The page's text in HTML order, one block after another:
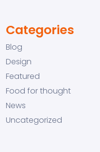
Categories
Blog
Design
Featured
Food for thought
News
Uncategorized